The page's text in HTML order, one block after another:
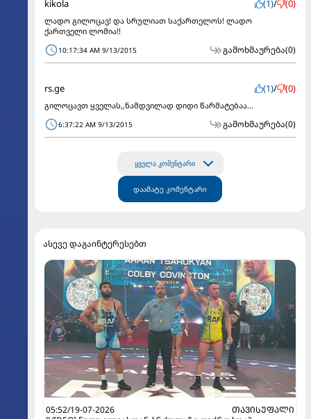
kikola (1)/ (0)
ლადო გილოცავ! და სრულიათ საქართელოს! ლადო
ქართველი ლომია!!
10:17:34 AM 9/13/2015 გამოხმაურება(0)
rs.ge (1)/ (0)
გილოცავთ ყველას,,ნამდვილად დიდი წარმატებაა...
6:37:22 AM 9/13/2015 გამოხმაურება(0)
ყველა კომენტარი
დაამატე კომენტარი
ასევე დაგაინტერესებთ
05:52/19-07-2026
ᲗᲐᲕᲘᲡᲣᲤᲐᲚᲘ